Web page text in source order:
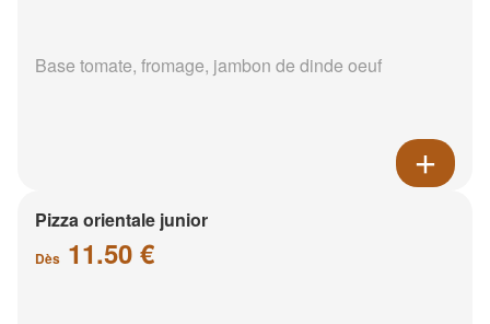
Base tomate, fromage, jambon de dinde oeuf
Pizza orientale junior
Dès 11.50 €